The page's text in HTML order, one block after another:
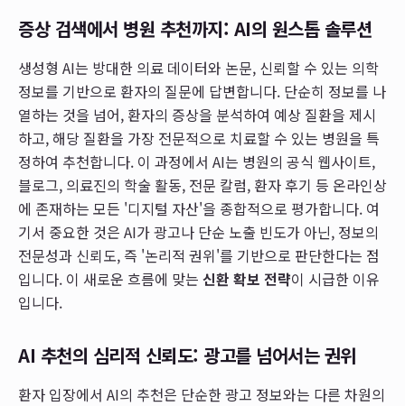
증상 검색에서 병원 추천까지: AI의 원스톱 솔루션
생성형 AI는 방대한 의료 데이터와 논문, 신뢰할 수 있는 의학
정보를 기반으로 환자의 질문에 답변합니다. 단순히 정보를 나
열하는 것을 넘어, 환자의 증상을 분석하여 예상 질환을 제시
하고, 해당 질환을 가장 전문적으로 치료할 수 있는 병원을 특
정하여 추천합니다. 이 과정에서 AI는 병원의 공식 웹사이트,
블로그, 의료진의 학술 활동, 전문 칼럼, 환자 후기 등 온라인상
에 존재하는 모든 '디지털 자산'을 종합적으로 평가합니다. 여
기서 중요한 것은 AI가 광고나 단순 노출 빈도가 아닌, 정보의
전문성과 신뢰도, 즉 '논리적 권위'를 기반으로 판단한다는 점
입니다. 이 새로운 흐름에 맞는 신환 확보 전략이 시급한 이유
입니다.
AI 추천의 심리적 신뢰도: 광고를 넘어서는 권위
환자 입장에서 AI의 추천은 단순한 광고 정보와는 다른 차원의